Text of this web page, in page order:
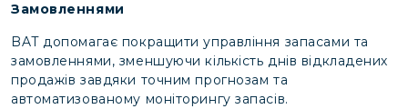
Замовленнями
BAT допомагає покращити управління запасами та
замовленнями, зменшуючи кількість днів відкладених
продажів завдяки точним прогнозам та
автоматизованому моніторингу запасів.